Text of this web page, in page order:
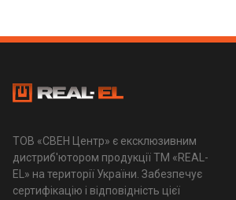
ТОВ «СВЕН Центр» є ексклюзивним
дистриб'ютором продукції ТМ «REAL-
EL» на території України. Забезпечує
сертифікацію і відповідність цієї